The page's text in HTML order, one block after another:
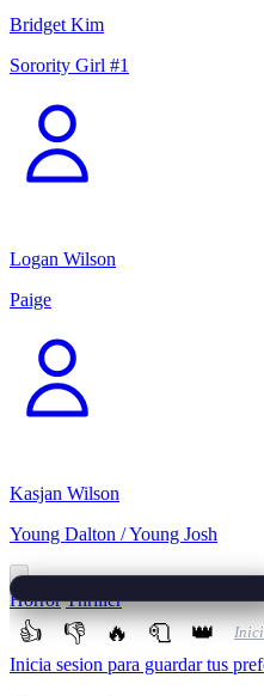
Bridget Kim
Sorority Girl #1
Logan Wilson
Paige
Kasjan Wilson
Young Dalton / Young Josh
Horror Thriller
👍 👎 🔥 🧻 👑
Inicia sesion para guardar tus